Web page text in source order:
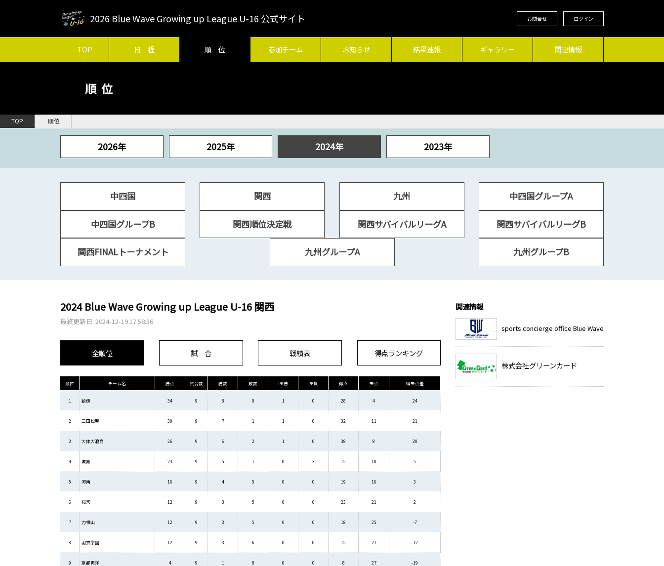
2026 Blue Wave Growing up League U-16 公式サイト お問合せ ログイン
TOP 日 程 順 位 参加チーム お知らせ 結果速報 ギャラリー 関連情報
順位
TOP 順位
2026年 2025年 2024年 2023年
中四国 関西 九州 中四国グループA
中四国グループB 関西順位決定戦 関西サバイバルリーグA 関西サバイバルリーグB
関西FINALトーナメント 九州グループA 九州グループB
2024 Blue Wave Growing up League U-16 関西
最終更新日: 2024-12-19 17:58:36
全順位 試 合 戦績表 得点ランキング
順位 チーム名 勝点 試合数 勝数 敗数 PK勝 PK負 得点 失点 得失点差
1 畝傍 34 9 8 0 1 0 28 4 24
2 三田松聖 30 9 7 1 1 0 32 11 21
3 大体大浪商 26 9 6 2 1 0 38 8 30
4 城陽 23 9 5 1 0 3 15 10 5
5 河南 16 9 4 5 0 0 19 16 3
6 桜宮 12 9 3 5 0 0 23 21 2
7 刀根山 12 9 3 5 0 0 18 25 -7
8 羽衣学園 12 9 3 6 0 0 15 27 -12
9 京都両洋 4 9 1 8 0 0 8 27 -19
関連情報
sports concierge office Blue Wave
株式会社グリーンカード